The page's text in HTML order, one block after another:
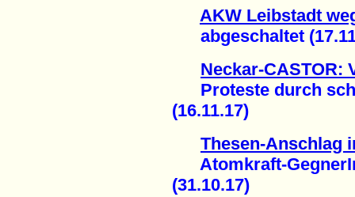
AKW Leibstadt
abgeschaltet
Neckar-CASTOR:
Proteste durch
(16.11.17)
Thesen-Anschlag
Atomkraft-
(31.10.17)